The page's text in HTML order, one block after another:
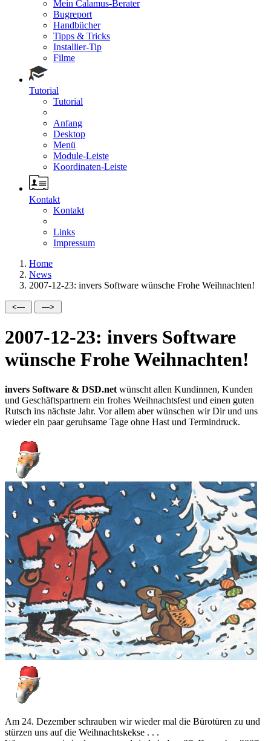
Mein Calamus-Berater
Bugreport
Handbücher
Tipps & Tricks
Installier-Tip
Filme
Tutorial
Tutorial
Anfang
Desktop
Menü
Module-Leiste
Koordinaten-Leiste
Kontakt
Kontakt
Links
Impressum
Home
News
2007-12-23: invers Software wünsche Frohe Weihnachten!
2007-12-23: invers Software
wünsche Frohe Weihnachten!
invers Software & DSD.net wünscht allen Kundinnen, Kunden
und Geschäftspartnern ein frohes Weihnachtsfest und einen guten
Rutsch ins nächste Jahr. Vor allem aber wünschen wir Dir und uns
wieder ein paar geruhsame Tage ohne Hast und Termindruck.
Am 24. Dezember schrauben wir wieder mal die Bürotüren zu und
stürzen uns auf die Weihnachtskekse . . .